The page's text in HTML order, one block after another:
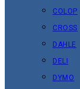
COLOP
CROSS
DAHLE
DELI
DYMO